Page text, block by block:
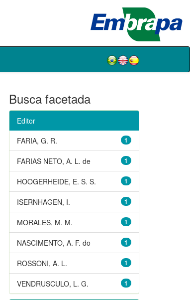
Busca facetada
Editor
1
FARIA, G. R.
1
FARIAS NETO, A. L. de
1
HOOGERHEIDE, E. S. S.
1
ISERNHAGEN, I.
1
MORALES, M. M.
1
NASCIMENTO, A. F. do
1
ROSSONI, A. L.
1
VENDRUSCULO, L. G.